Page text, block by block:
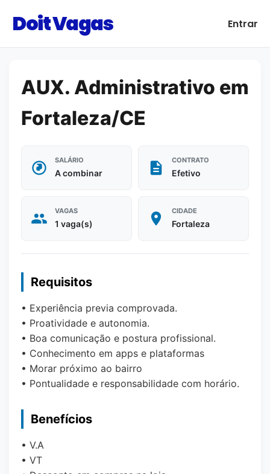
Doit Vagas Entrar
AUX. Administrativo em
Fortaleza/CE
SALÁRIO
A combinar
CONTRATO
Efetivo
VAGAS
1 vaga(s)
CIDADE
Fortaleza
Requisitos
• Experiência previa comprovada.
• Proatividade e autonomia.
• Boa comunicação e postura profissional.
• Conhecimento em apps e plataformas
• Morar próximo ao bairro
• Pontualidade e responsabilidade com horário.
Benefícios
• V.A
• VT